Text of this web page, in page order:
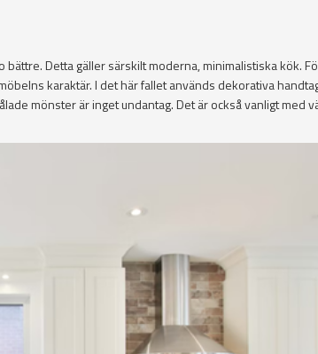
Detta gäller särskilt moderna, minimalistiska kök.
karaktär. I det här fallet används dekorativa
mönster är inget undantag. Det är också vanligt med